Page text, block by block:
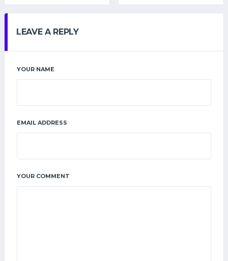
LEAVE A REPLY
YOUR NAME
EMAIL ADDRESS
YOUR COMMENT